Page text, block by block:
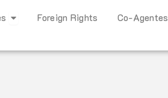
Open Autores
Foreign Rights Co-Agentes